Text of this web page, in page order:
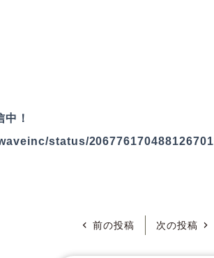
！
status/
前の投稿 次の投稿